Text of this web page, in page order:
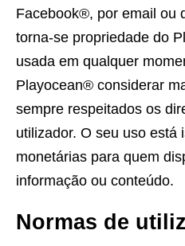
Facebook®, por email ou
torna-se propriedade do
usada em qualquer
Playocean® considerar
sempre respeitados os
utilizador. O seu uso está
monetárias para quem
informação ou conteúdo.
Normas de